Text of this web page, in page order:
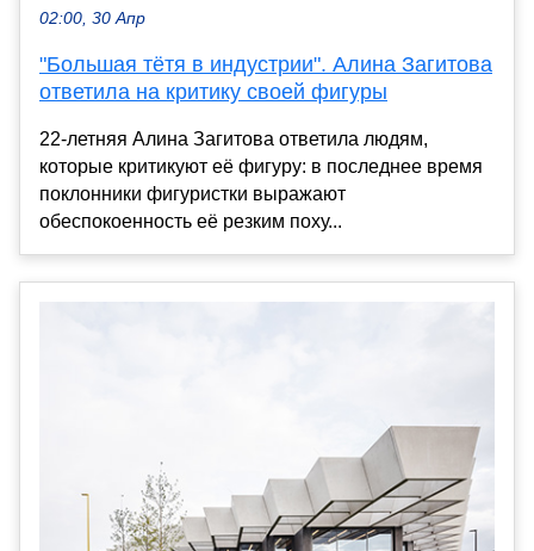
02:00, 30 Апр
"Большая тётя в индустрии". Алина Загитова
ответила на критику своей фигуры
22-летняя Алина Загитова ответила людям,
которые критикуют её фигуру: в последнее время
поклонники фигуристки выражают
обеспокоенность её резким поху...